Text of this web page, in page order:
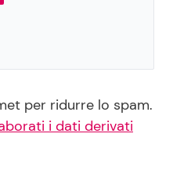
per ridurre lo spam.
i dati derivati